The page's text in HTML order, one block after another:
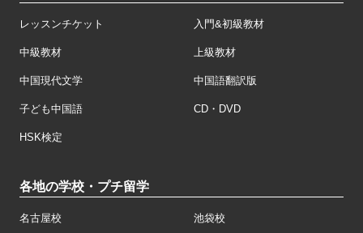
レッスンチケット 入門&初級教材
中級教材 上級教材
中国現代文学 中国語翻訳版
子ども中国語 CD・DVD
HSK検定
各地の学校・プチ留学
名古屋校 池袋校